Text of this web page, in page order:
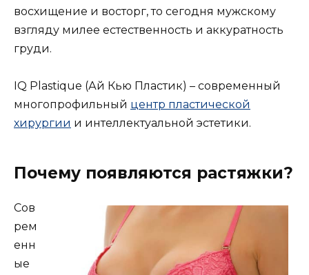
восхищение и восторг, то сегодня мужскому
взгляду милее естественность и аккуратность
груди.
IQ Plastique (Ай Кью Пластик) – современный
многопрофильный центр пластической
хирургии и интеллектуальной эстетики.
Почему появляются растяжки?
Сов
рем
енн
ые